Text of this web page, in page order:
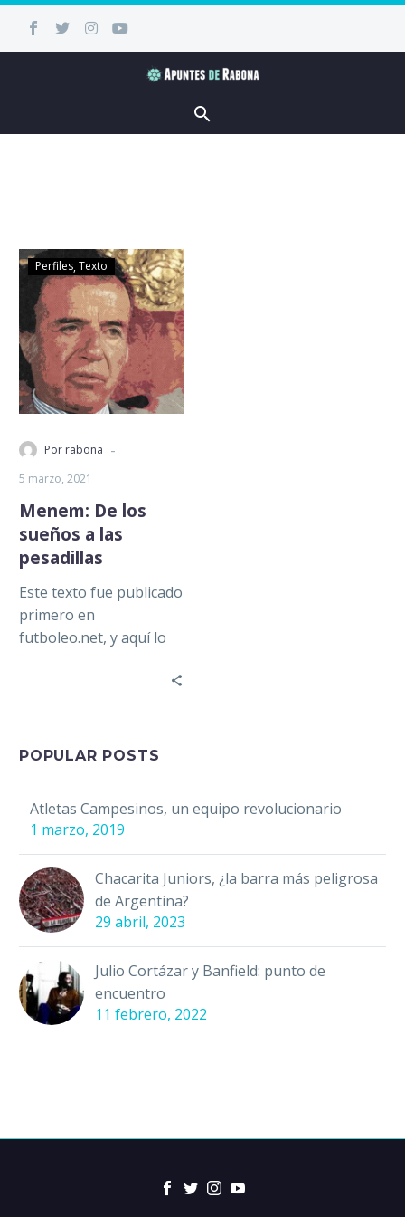
Perfiles Texto
Por rabona -
5 marzo, 2021
Menem: De los
sueños a las
pesadillas
Este texto fue publicado
primero en
futboleo.net, y aquí lo
POPULAR POSTS
Atletas Campesinos, un equipo revolucionario
1 marzo, 2019
Chacarita Juniors, ¿la barra más peligrosa
de Argentina?
29 abril, 2023
Julio Cortázar y Banfield: punto de
encuentro
11 febrero, 2022